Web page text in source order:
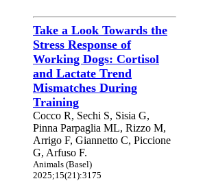
Take a Look Towards the
Stress Response of
Working Dogs: Cortisol
and Lactate Trend
Mismatches During
Training
Cocco R, Sechi S, Sisia G,
Pinna Parpaglia ML, Rizzo M,
Arrigo F, Giannetto C, Piccione
G, Arfuso F.
Animals (Basel)
2025;15(21):3175